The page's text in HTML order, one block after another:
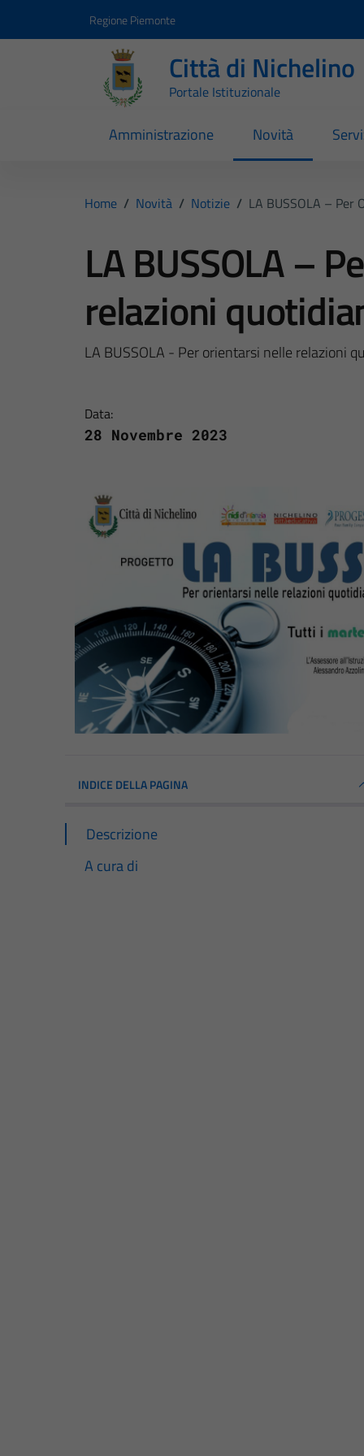
Regione Piemonte
Città di Nichelino
Portale Istituzionale
Amministrazione Novità
Home / Novità / Notizie / LA BUSSOLA – Per
LA BUSSOLA –
relazioni
LA BUSSOLA - Per orientarsi nelle relazioni
Data:
28 Novembre 2023
INDICE DELLA PAGINA
Descrizione
A cura di